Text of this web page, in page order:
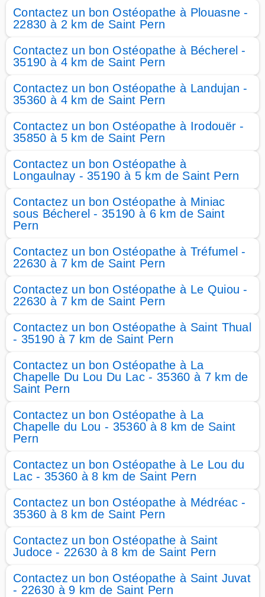
Contactez un bon Ostéopathe à Plouasne -
22830 à 2 km de Saint Pern
Contactez un bon Ostéopathe à Bécherel -
35190 à 4 km de Saint Pern
Contactez un bon Ostéopathe à Landujan -
35360 à 4 km de Saint Pern
Contactez un bon Ostéopathe à Irodouër -
35850 à 5 km de Saint Pern
Contactez un bon Ostéopathe à
Longaulnay - 35190 à 5 km de Saint Pern
Contactez un bon Ostéopathe à Miniac
sous Bécherel - 35190 à 6 km de Saint
Pern
Contactez un bon Ostéopathe à Tréfumel -
22630 à 7 km de Saint Pern
Contactez un bon Ostéopathe à Le Quiou -
22630 à 7 km de Saint Pern
Contactez un bon Ostéopathe à Saint Thual
- 35190 à 7 km de Saint Pern
Contactez un bon Ostéopathe à La
Chapelle Du Lou Du Lac - 35360 à 7 km de
Saint Pern
Contactez un bon Ostéopathe à La
Chapelle du Lou - 35360 à 8 km de Saint
Pern
Contactez un bon Ostéopathe à Le Lou du
Lac - 35360 à 8 km de Saint Pern
Contactez un bon Ostéopathe à Médréac -
35360 à 8 km de Saint Pern
Contactez un bon Ostéopathe à Saint
Judoce - 22630 à 8 km de Saint Pern
Contactez un bon Ostéopathe à Saint Juvat
- 22630 à 9 km de Saint Pern